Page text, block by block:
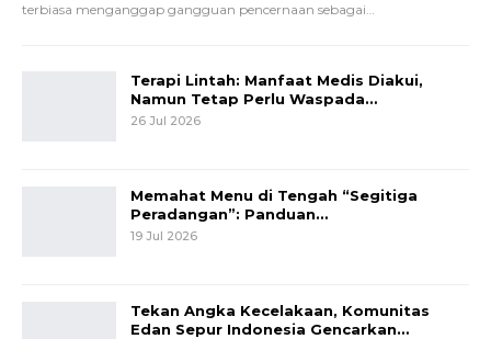
terbiasa menganggap gangguan pencernaan sebagai…
Terapi Lintah: Manfaat Medis Diakui,
Namun Tetap Perlu Waspada…
26 Jul 2026
Memahat Menu di Tengah “Segitiga
Peradangan”: Panduan…
19 Jul 2026
Tekan Angka Kecelakaan, Komunitas
Edan Sepur Indonesia Gencarkan…